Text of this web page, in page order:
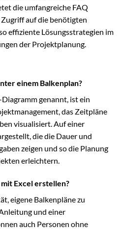
die umfangreiche FAQ
auf die benötigten
effiziente Lösungsstrategien im
der Projektplanung.
einem Balkenplan?
genannt, ist ein
das Zeitpläne
visualisiert. Auf einer
die die Dauer und
zeigen und so die Planung
erleichtern.
Excel erstellen?
eigene Balkenpläne zu
und einer
auch Personen ohne